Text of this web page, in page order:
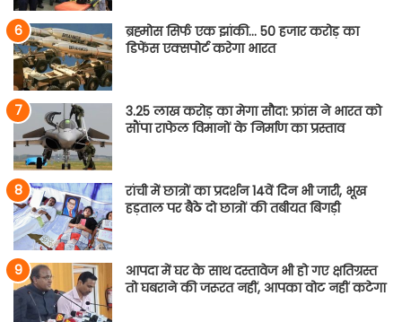
ब्रह्मोस सिर्फ एक झांकी… 50 हजार करोड़ का
डिफेंस एक्सपोर्ट करेगा भारत
3.25 लाख करोड़ का मेगा सौदा: फ्रांस ने भारत को
सौंपा राफेल विमानों के निर्माण का प्रस्ताव
रांची में छात्रों का प्रदर्शन 14वें दिन भी जारी, भूख
हड़ताल पर बैठे दो छात्रों की तबीयत बिगड़ी
आपदा में घर के साथ दस्तावेज भी हो गए क्षतिग्रस्त
तो घबराने की जरूरत नहीं, आपका वोट नहीं कटेगा